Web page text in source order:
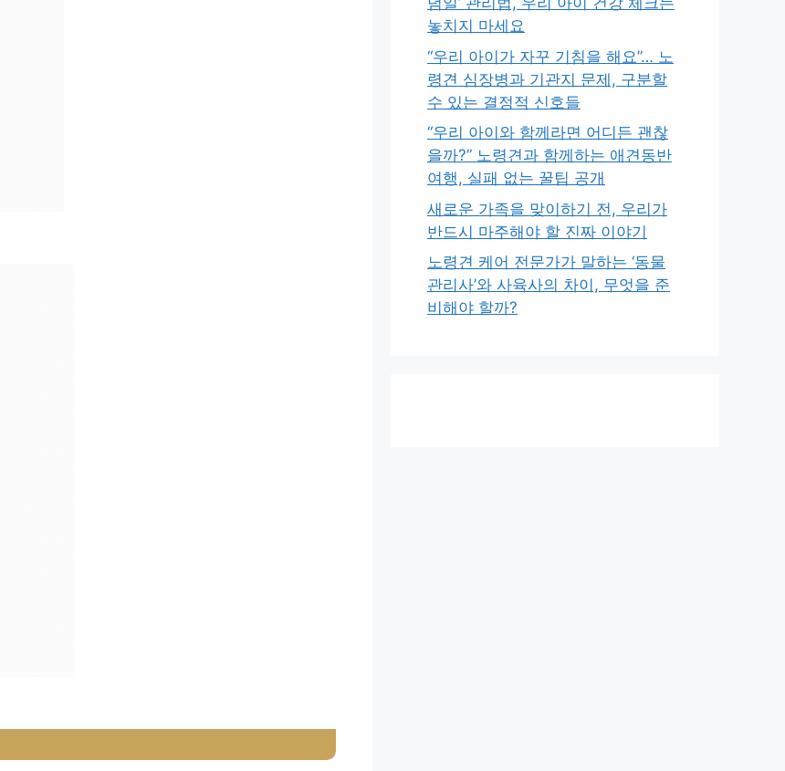
놓치지 마세요
“우리 아이가 자꾸 기침을 해요”… 노
령견 심장병과 기관지 문제, 구분할
수 있는 결정적 신호들
“우리 아이와 함께라면 어디든 괜찮
을까?” 노령견과 함께하는 애견동반
여행, 실패 없는 꿀팁 공개
새로운 가족을 맞이하기 전, 우리가
반드시 마주해야 할 진짜 이야기
노령견 케어 전문가가 말하는 ‘동물
관리사’와 사육사의 차이, 무엇을 준
비해야 할까?